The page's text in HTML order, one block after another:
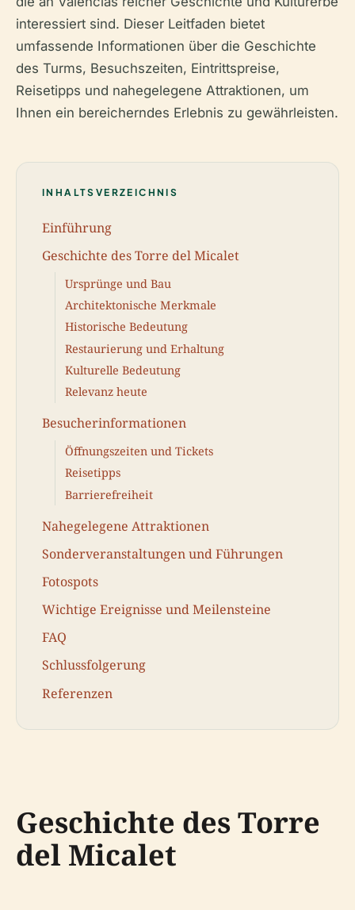
interessiert sind. Dieser Leitfaden bietet
umfassende Informationen über die Geschichte
des Turms, Besuchszeiten, Eintrittspreise,
Reisetipps und nahegelegene Attraktionen, um
Ihnen ein bereicherndes Erlebnis zu gewährleisten.
INHALTSVERZEICHNIS
Einführung
Geschichte des Torre del Micalet
Ursprünge und Bau
Architektonische Merkmale
Historische Bedeutung
Restaurierung und Erhaltung
Kulturelle Bedeutung
Relevanz heute
Besucherinformationen
Öffnungszeiten und Tickets
Reisetipps
Barrierefreiheit
Nahegelegene Attraktionen
Sonderveranstaltungen und Führungen
Fotospots
Wichtige Ereignisse und Meilensteine
FAQ
Schlussfolgerung
Referenzen
Geschichte des Torre
del Micalet